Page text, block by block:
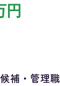
円
補・管理職